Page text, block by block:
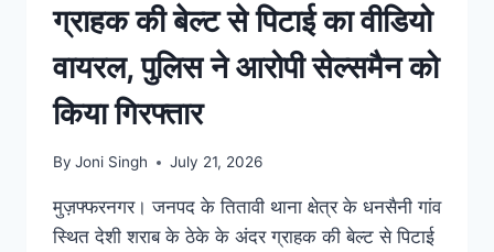
ग्राहक की बेल्ट से पिटाई का वीडियो
वायरल, पुलिस ने आरोपी सेल्समैन को
किया गिरफ्तार
By Joni Singh July 21, 2026
मुज़फ्फरनगर। जनपद के तितावी थाना क्षेत्र के धनसैनी गांव
स्थित देशी शराब के ठेके के अंदर ग्राहक की बेल्ट से पिटाई